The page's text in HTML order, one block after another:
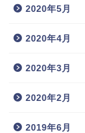
2020年5月
2020年4月
2020年3月
2020年2月
2019年6月